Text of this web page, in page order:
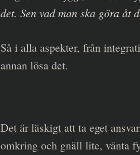
det. Sen vad man ska göra åt
Så i alla aspekter, från
annan lösa det.
Det är läskigt att ta eget
omkring och gnäll lite, vänta
for: